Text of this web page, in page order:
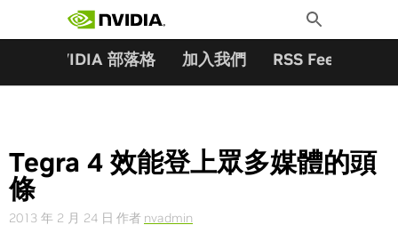
Toggle
Search
NVIDIA 部落格 加入我們 RSS Feeds
Tegra 4 效能登上眾多媒體的頭
條
2013 年 2 月 24 日 作者 nvadmin